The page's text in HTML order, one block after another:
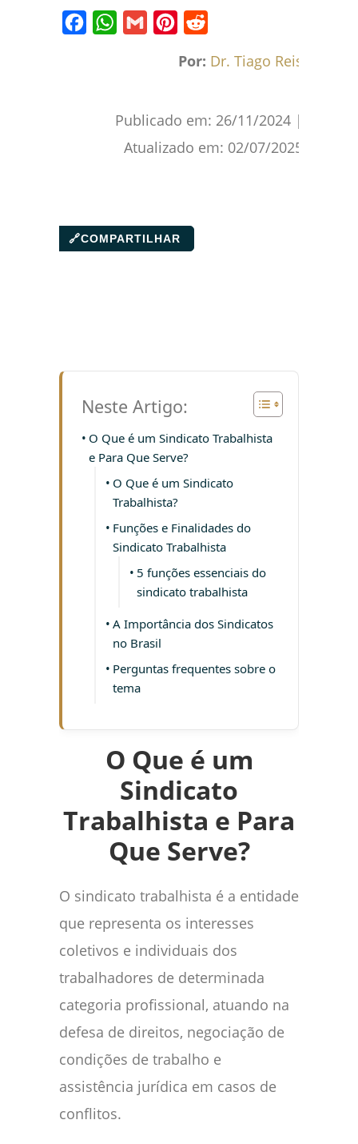
Por: Dr. Tiago Reis
Publicado em: 26/11/2024 |
Atualizado em: 02/07/2025
🔗COMPARTILHAR
Neste Artigo:
O Que é um Sindicato Trabalhista
e Para Que Serve?
O Que é um Sindicato
Trabalhista?
Funções e Finalidades do
Sindicato Trabalhista
5 funções essenciais do
sindicato trabalhista
A Importância dos Sindicatos
no Brasil
Perguntas frequentes sobre o
tema
O Que é um
Sindicato
Trabalhista e Para
Que Serve?
O sindicato trabalhista é a entidade
que representa os interesses
coletivos e individuais dos
trabalhadores de determinada
categoria profissional, atuando na
defesa de direitos, negociação de
condições de trabalho e
assistência jurídica em casos de
conflitos.